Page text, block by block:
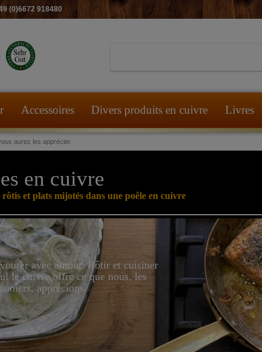
(0)6672 918480
Accessoires Divers produits en cuivre Livres
aurez les apprécier
en cuivre
et plats mijotés dans une poêle en cuivre
avec amour. Rôtir et cuisiner
le cuivre offre ce que nous, les
apprécions.